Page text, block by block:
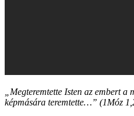
„Megteremtette Isten az embert a
képmására teremtette…” (1Móz